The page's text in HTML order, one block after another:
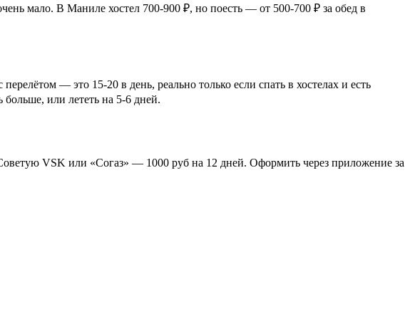
мало. В Маниле хостел 700-900 ₽, но поесть — от 500-700 ₽ за обед в
— это 15-20 в день, реально только если спать в хостелах и есть
больше, или лететь на 5-6 дней.
VSK или «Согаз» — 1000 руб на 12 дней. Оформить через приложение за